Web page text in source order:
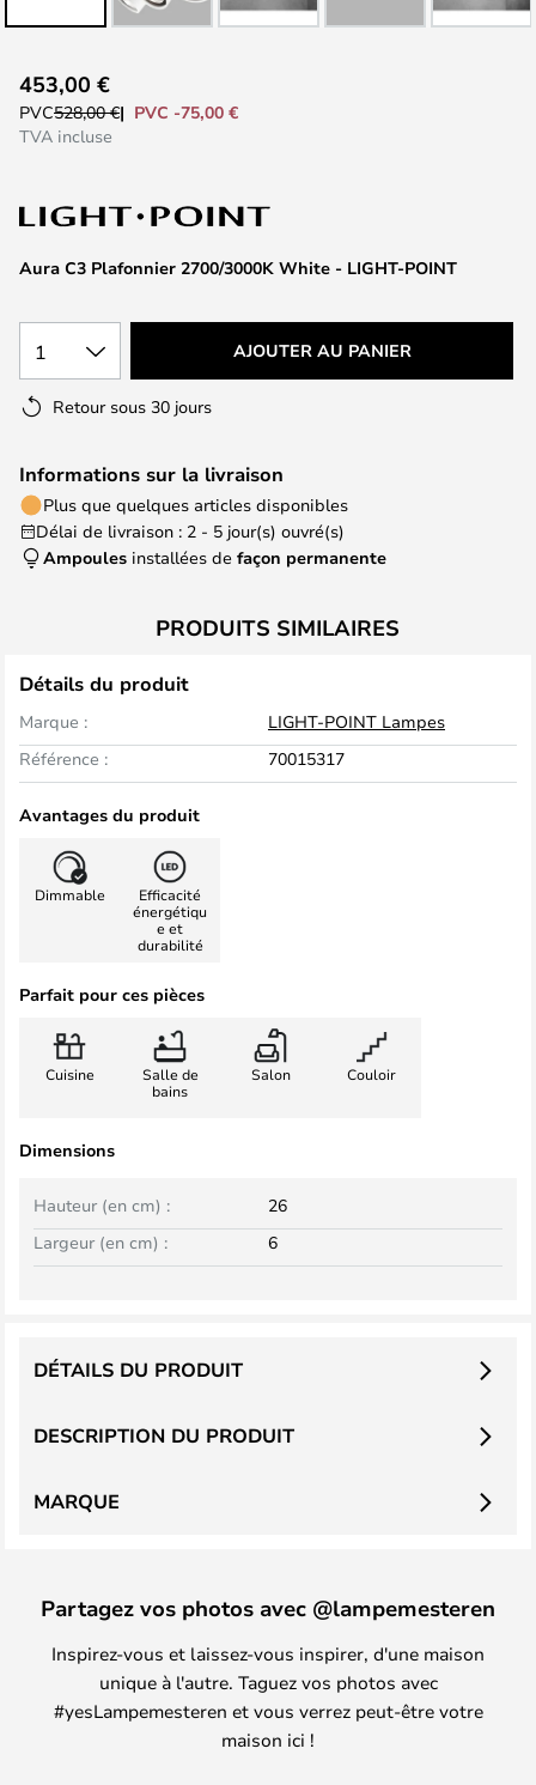
to
the
the
gallery
Aura C3 Plafonnier 2700/3000K White - LIGHT-POINT
453,00 €
PVC528,00 €
PVC -75,00 €
TVA incluse
1 AJOUTER AU PANIER
Retour sous 30 jours
Informations sur la livraison
Plus que quelques articles disponibles
Délai de livraison : 2 - 5 jour(s) ouvré(s)
Ampoules installées de façon permanente
PRODUITS SIMILAIRES
Détails du produit
Marque :
LIGHT-POINT Lampes
Référence :
70015317
Avantages du produit
Dimmable
Efficacité
énergétiqu
e et
durabilité
Parfait pour ces pièces
Cuisine
Salle de
bains
Salon Couloir
Dimensions
Largeur (en cm) : 6
Hauteur (en cm) : 26
DESCRIPTION DU PRODUIT
DÉTAILS DU PRODUIT
MARQUE
Partagez vos photos avec @lampemesteren
Inspirez-vous et laissez-vous inspirer, d'une maison
unique à l'autre. Taguez vos photos avec
#yesLampemesteren et vous verrez peut-être votre
maison ici !